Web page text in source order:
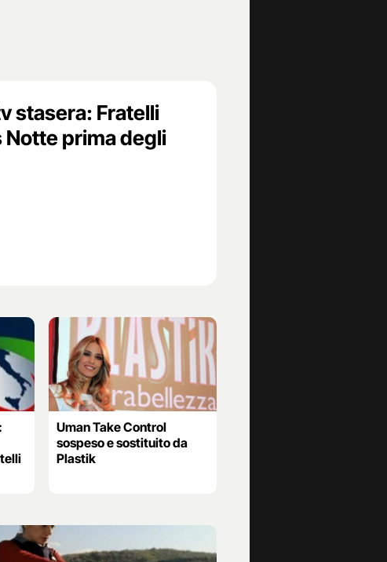
stasera: Fratelli
Notte prima degli
Uman Take Control
sospeso e sostituito da
Plastik